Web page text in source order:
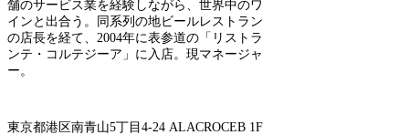
舗のサービス業を経験しながら、世界中のワ
インと出合う。同系列の地ビールレストラン
の店長を経て、2004年に表参道の「リストラ
ンテ・コルテジーア」に入店。現マネージャ
ー。
東京都港区南青山5丁目4-24 ALACROCEB 1F